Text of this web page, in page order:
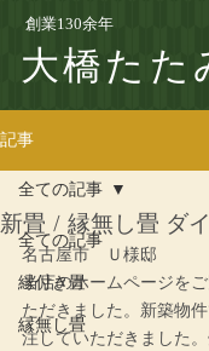
創業130余年
大橋たた
記事
全ての記事
縁付き畳
縁無し畳
全ての記事
新畳 / 縁無し畳 ダ
名古屋市　Ｕ様邸
当店のホームページを
ただきました。新築物
注していただきました